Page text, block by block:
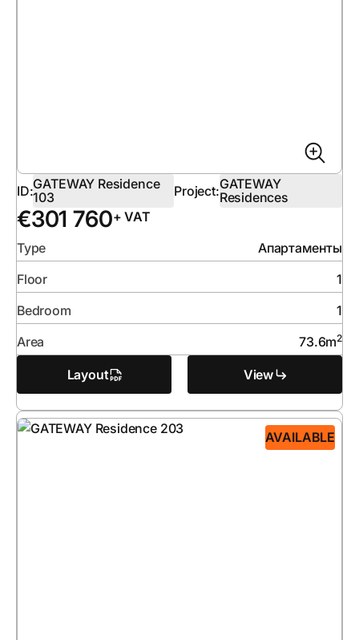
ID:GATEWAY Residence
103
Project:GATEWAY
Residences
€301 760+ VAT
Type
Апартаменты
Floor
1
Bedroom
1
Area
73.6m2
Layout View
AVAILABLE